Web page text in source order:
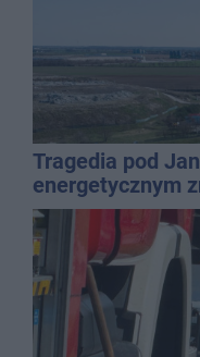
Tragedia pod
energetycznym
mężczyzny